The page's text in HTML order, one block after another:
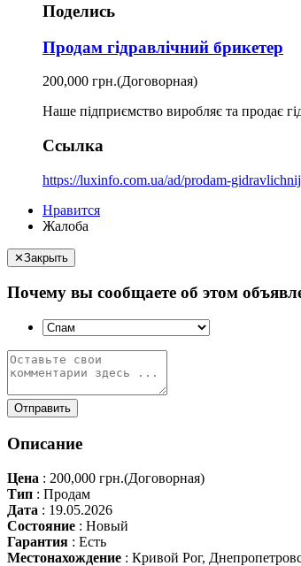
Поделись
Продам гідравлічний брикетер
200,000 грн.(Договорная)
Наше підприємство виробляє та продає
Ссылка
https://luxinfo.com.ua/ad/prodam-
Нравится
Жалоба
✕Закрыть
Почему вы сообщаете об этом
Отправить
Описание
Цена : 200,000 грн.(Договорная)
Тип : Продам
Дата : 19.05.2026
Состояние : Новый
Гарантия : Есть
Местонахождение : Кривой Рог,